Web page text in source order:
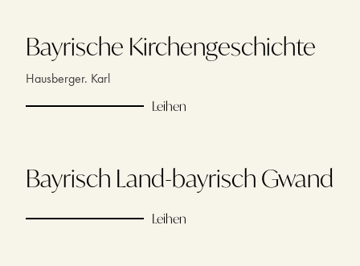
Bayrische Kirchengeschichte
Hausberger. Karl
Leihen
Bayrisch Land-bayrisch Gwand
Leihen